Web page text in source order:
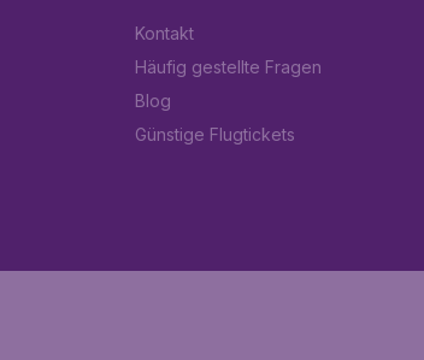
Kontakt
Häufig gestellte Fragen
Blog
Günstige Flugtickets